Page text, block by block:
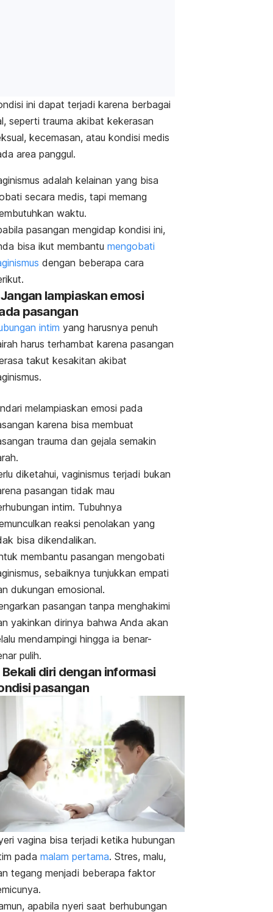
ini dapat terjadi karena berbagai
seperti trauma akibat kekerasan
kecemasan, atau kondisi medis
area panggul.
adalah kelainan yang bisa
secara medis, tapi memang
waktu.
pasangan mengidap kondisi ini,
bisa ikut membantu mengobati
dengan beberapa cara
Jangan lampiaskan emosi
pasangan
intim yang harusnya penuh
harus terhambat karena pasangan
takut kesakitan akibat
melampiaskan emosi pada
karena bisa membuat
trauma dan gejala semakin
diketahui, vaginismus terjadi bukan
pasangan tidak mau
intim. Tubuhnya
reaksi penolakan yang
bisa dikendalikan.
membantu pasangan mengobati
sebaiknya tunjukkan empati
dukungan emosional.
pasangan tanpa menghakimi
yakinkan dirinya bahwa Anda akan
mendampingi hingga ia benar-
pulih.
Bekali diri dengan informasi
pasangan
vagina bisa terjadi ketika hubungan
pada malam pertama. Stres, malu,
tegang menjadi beberapa faktor
apabila nyeri saat berhubungan